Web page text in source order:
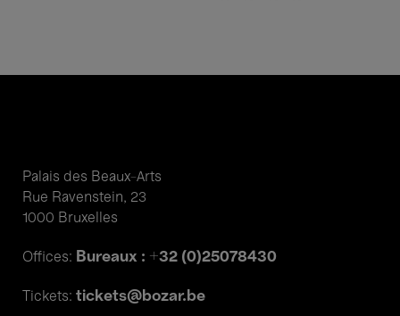
Palais des Beaux-Arts
Rue Ravenstein, 23
1000 Bruxelles
Offices: Bureaux : +32 (0)25078430
Tickets: tickets@bozar.be